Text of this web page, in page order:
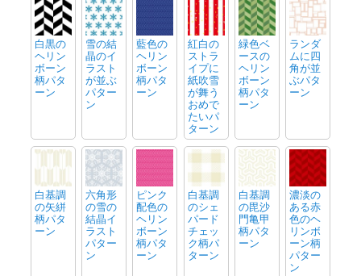
白黒の
ヘリン
ボーン
柄パタ
ーン
雪の結
晶のイ
ラスト
が並ぶ
パター
ン
藍色の
ヘリン
ボーン
柄パタ
ーン
紅白の
ストラ
イプに
紙吹雪
が舞う
おめで
たいパ
ターン
緑色ベ
ースの
ヘリン
ボーン
柄パタ
ーン
ランダ
ムに四
角が並
ぶパタ
ーン
白基調
の矢絣
柄パタ
ーン
六角形
の雪の
結晶イ
ラスト
パター
ン
ピンク
配色の
ヘリン
ボーン
柄パタ
ーン
白基調
のシェ
パード
チェッ
ク柄パ
ターン
白基調
の毘沙
門亀甲
柄パタ
ーン
濃淡の
ある赤
色のヘ
リンボ
ーン柄
パター
ン